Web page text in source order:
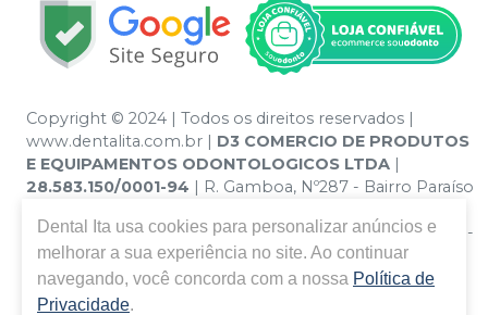
Copyright © 2024 | Todos os direitos reservados |
www.dentalita.com.br | D3 COMERCIO DE PRODUTOS
E EQUIPAMENTOS ODONTOLOGICOS LTDA |
28.583.150/0001-94 | R. Gamboa, Nº287 - Bairro Paraíso
Privacidade e Segurança - Fotos meramente ilustrativas -
Os preços e condições da loja virtual estão sujeitos a
alterações. Em caso de divergência de preços no site, o
valor válido é o do Carrinho de Compra. Não vendemos
Dental Ita usa cookies para personalizar anúncios e
melhorar a sua experiência no site. Ao continuar
navegando, você concorda com a nossa Política de
Privacidade.